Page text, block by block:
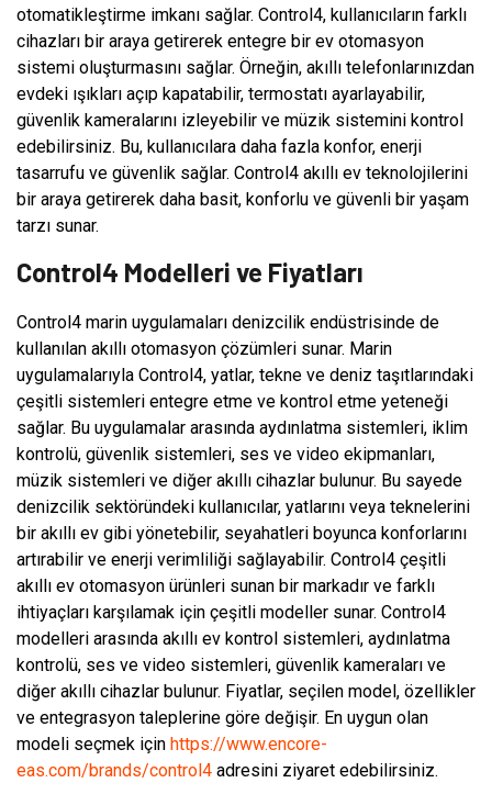
otomatikleştirme imkanı sağlar. Control4, kullanıcıların farklı
cihazları bir araya getirerek entegre bir ev otomasyon
sistemi oluşturmasını sağlar. Örneğin, akıllı telefonlarınızdan
evdeki ışıkları açıp kapatabilir, termostatı ayarlayabilir,
güvenlik kameralarını izleyebilir ve müzik sistemini kontrol
edebilirsiniz. Bu, kullanıcılara daha fazla konfor, enerji
tasarrufu ve güvenlik sağlar. Control4 akıllı ev teknolojilerini
bir araya getirerek daha basit, konforlu ve güvenli bir yaşam
tarzı sunar.
Control4 Modelleri ve Fiyatları
Control4 marin uygulamaları denizcilik endüstrisinde de
kullanılan akıllı otomasyon çözümleri sunar. Marin
uygulamalarıyla Control4, yatlar, tekne ve deniz taşıtlarındaki
çeşitli sistemleri entegre etme ve kontrol etme yeteneği
sağlar. Bu uygulamalar arasında aydınlatma sistemleri, iklim
kontrolü, güvenlik sistemleri, ses ve video ekipmanları,
müzik sistemleri ve diğer akıllı cihazlar bulunur. Bu sayede
denizcilik sektöründeki kullanıcılar, yatlarını veya teknelerini
bir akıllı ev gibi yönetebilir, seyahatleri boyunca konforlarını
artırabilir ve enerji verimliliği sağlayabilir. Control4 çeşitli
akıllı ev otomasyon ürünleri sunan bir markadır ve farklı
ihtiyaçları karşılamak için çeşitli modeller sunar. Control4
modelleri arasında akıllı ev kontrol sistemleri, aydınlatma
kontrolü, ses ve video sistemleri, güvenlik kameraları ve
diğer akıllı cihazlar bulunur. Fiyatlar, seçilen model, özellikler
ve entegrasyon taleplerine göre değişir. En uygun olan
modeli seçmek için https://www.encore-
eas.com/brands/control4 adresini ziyaret edebilirsiniz.